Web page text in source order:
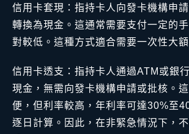
信用卡套現：指持卡人向發卡機構申
轉換為現金。這通常需要支付一定的
對較低。這種方式適合需要一次性大
信用卡透支：指持卡人通過ATM或銀
現金，無需向發卡機構申請或批核。
便，但利率較高，年利率可達30%至
逐日計算。因此，在非緊急情況下，